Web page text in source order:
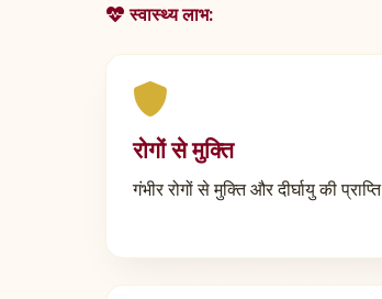
स्वास्थ्य लाभ:
रोगों से मुक्ति
गंभीर रोगों से मुक्ति और दीर्घायु की प्राप्ति